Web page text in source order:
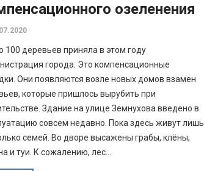
озеленения
100 деревьев приняла в этом году
города. Это компенсационные
Они появляются возле новых домов взамен
которые пришлось вырубить при
Здание на улице Земнухова введено в
совсем недавно. Пока здесь живут лишь
семей. Во дворе высажены грабы, клёны,
и туи. К сожалению, лес...